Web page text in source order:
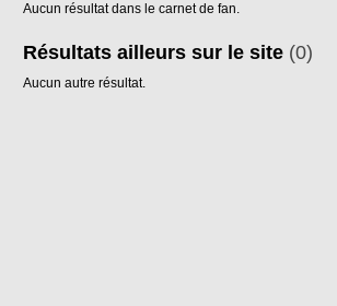
Aucun résultat dans le carnet de fan.
Résultats ailleurs sur le site (0)
Aucun autre résultat.